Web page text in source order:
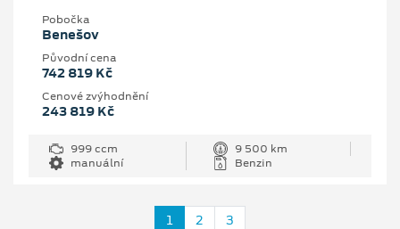
Pobočka
Benešov
Původní cena
742 819 Kč
Cenové zvýhodnění
243 819 Kč
999 ccm
9 500 km
manuální
Benzin
1 2 3